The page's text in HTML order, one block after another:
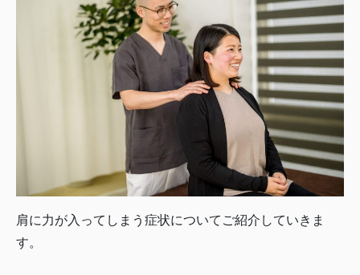
肩に力が入ってしまう症状についてご紹介していきま
す。